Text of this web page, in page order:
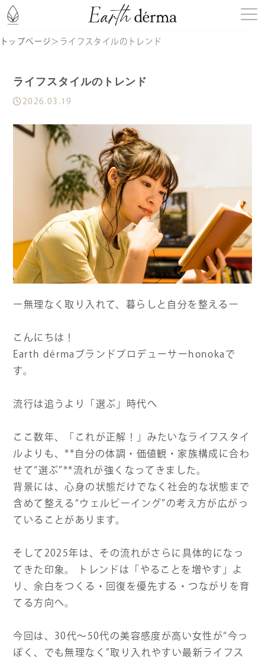
記事一覧
お知らせ
定期購入
ショッピングガイド
トップページ＞ ライフスタイルのトレンド
ライフスタイルのトレンド
2026.03.19
ー無理なく取り入れて、暮らしと自分を整えるー
こんにちは！
Earth dérmaブランドプロデューサーhonokaで
す。
流行は追うより「選ぶ」時代へ
ここ数年、「これが正解！」みたいなライフスタイ
ルよりも、**自分の体調・価値観・家族構成に合わ
せて“選ぶ”**流れが強くなってきました。
背景には、心身の状態だけでなく社会的な状態まで
含めて整える“ウェルビーイング”の考え方が広がっ
ていることがあります。
そして2025年は、その流れがさらに具体的になっ
てきた印象。 トレンドは「やることを増やす」よ
り、余白をつくる・回復を優先する・つながりを育
てる方向へ。
今回は、30代〜50代の美容感度が高い女性が“今っ
ぽく、でも無理なく”取り入れやすい最新ライフス